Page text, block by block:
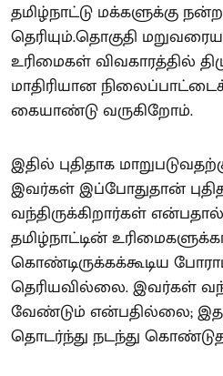
தமிழ்நாட்டு மக்களுக்கு
தெரியும்.தொகுதி
உரிமைகள் விவகாரத்தில்
மாதிரியான
கையாண்டு வருகிறோம்.
இதில் புதிதாக
இவர்கள் இப்போதுதான்
வந்திருக்கிறார்கள்
தமிழ்நாட்டின்
கொண்டிருக்கக்கூடிய
தெரியவில்லை. இவர்கள்
வேண்டும் என்பதில்லை;
தொடர்ந்து நடந்து